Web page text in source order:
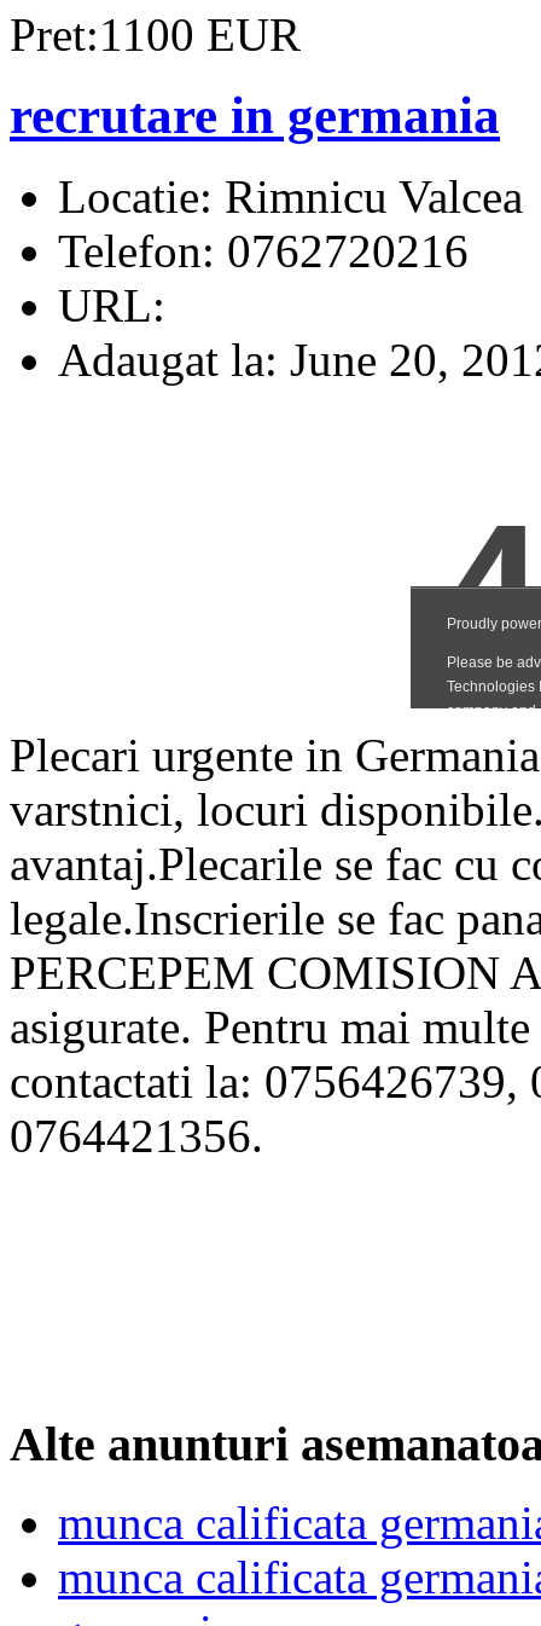
Pret:1100 EUR
recrutare in germania
Locatie: Rimnicu Valcea
Telefon: 0762720216
URL:
Adaugat la: June 20,
Plecari urgente in
varstnici, locuri
avantaj.Plecarile se fac cu
legale.Inscrierile se fac
PERCEPEM COMISION
asigurate. Pentru mai
contactati la:
0764421356.
Alte anunturi
munca calificata
munca calificata